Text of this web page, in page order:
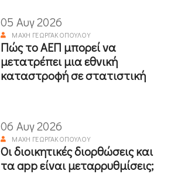
05 Αυγ 2026
ΜΆΧΗ ΓΕΩΡΓΑΚΟΠΟΎΛΟΥ
Πώς το ΑΕΠ μπορεί να
μετατρέπει μια εθνική
καταστροφή σε στατιστική
06 Αυγ 2026
ΜΆΧΗ ΓΕΩΡΓΑΚΟΠΟΎΛΟΥ
Οι διοικητικές διορθώσεις και
τα app είναι μεταρρυθμίσεις;